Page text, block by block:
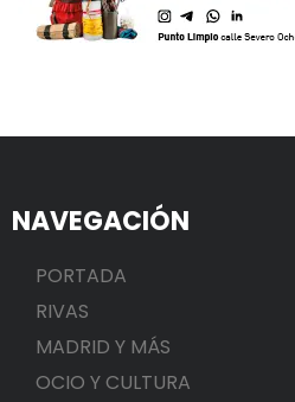
NAVEGACIÓN
PORTADA
RIVAS
MADRID Y MÁS
OCIO Y CULTURA